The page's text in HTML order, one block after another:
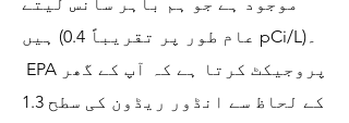
ہیں (عام طور پر تقریباً 0.4 pCi/L)۔
EPA پروجیکٹ کرتا ہے کہ آپ کے گھر
کے لحاظ سے انڈور ریڈون کی سطح 1.3